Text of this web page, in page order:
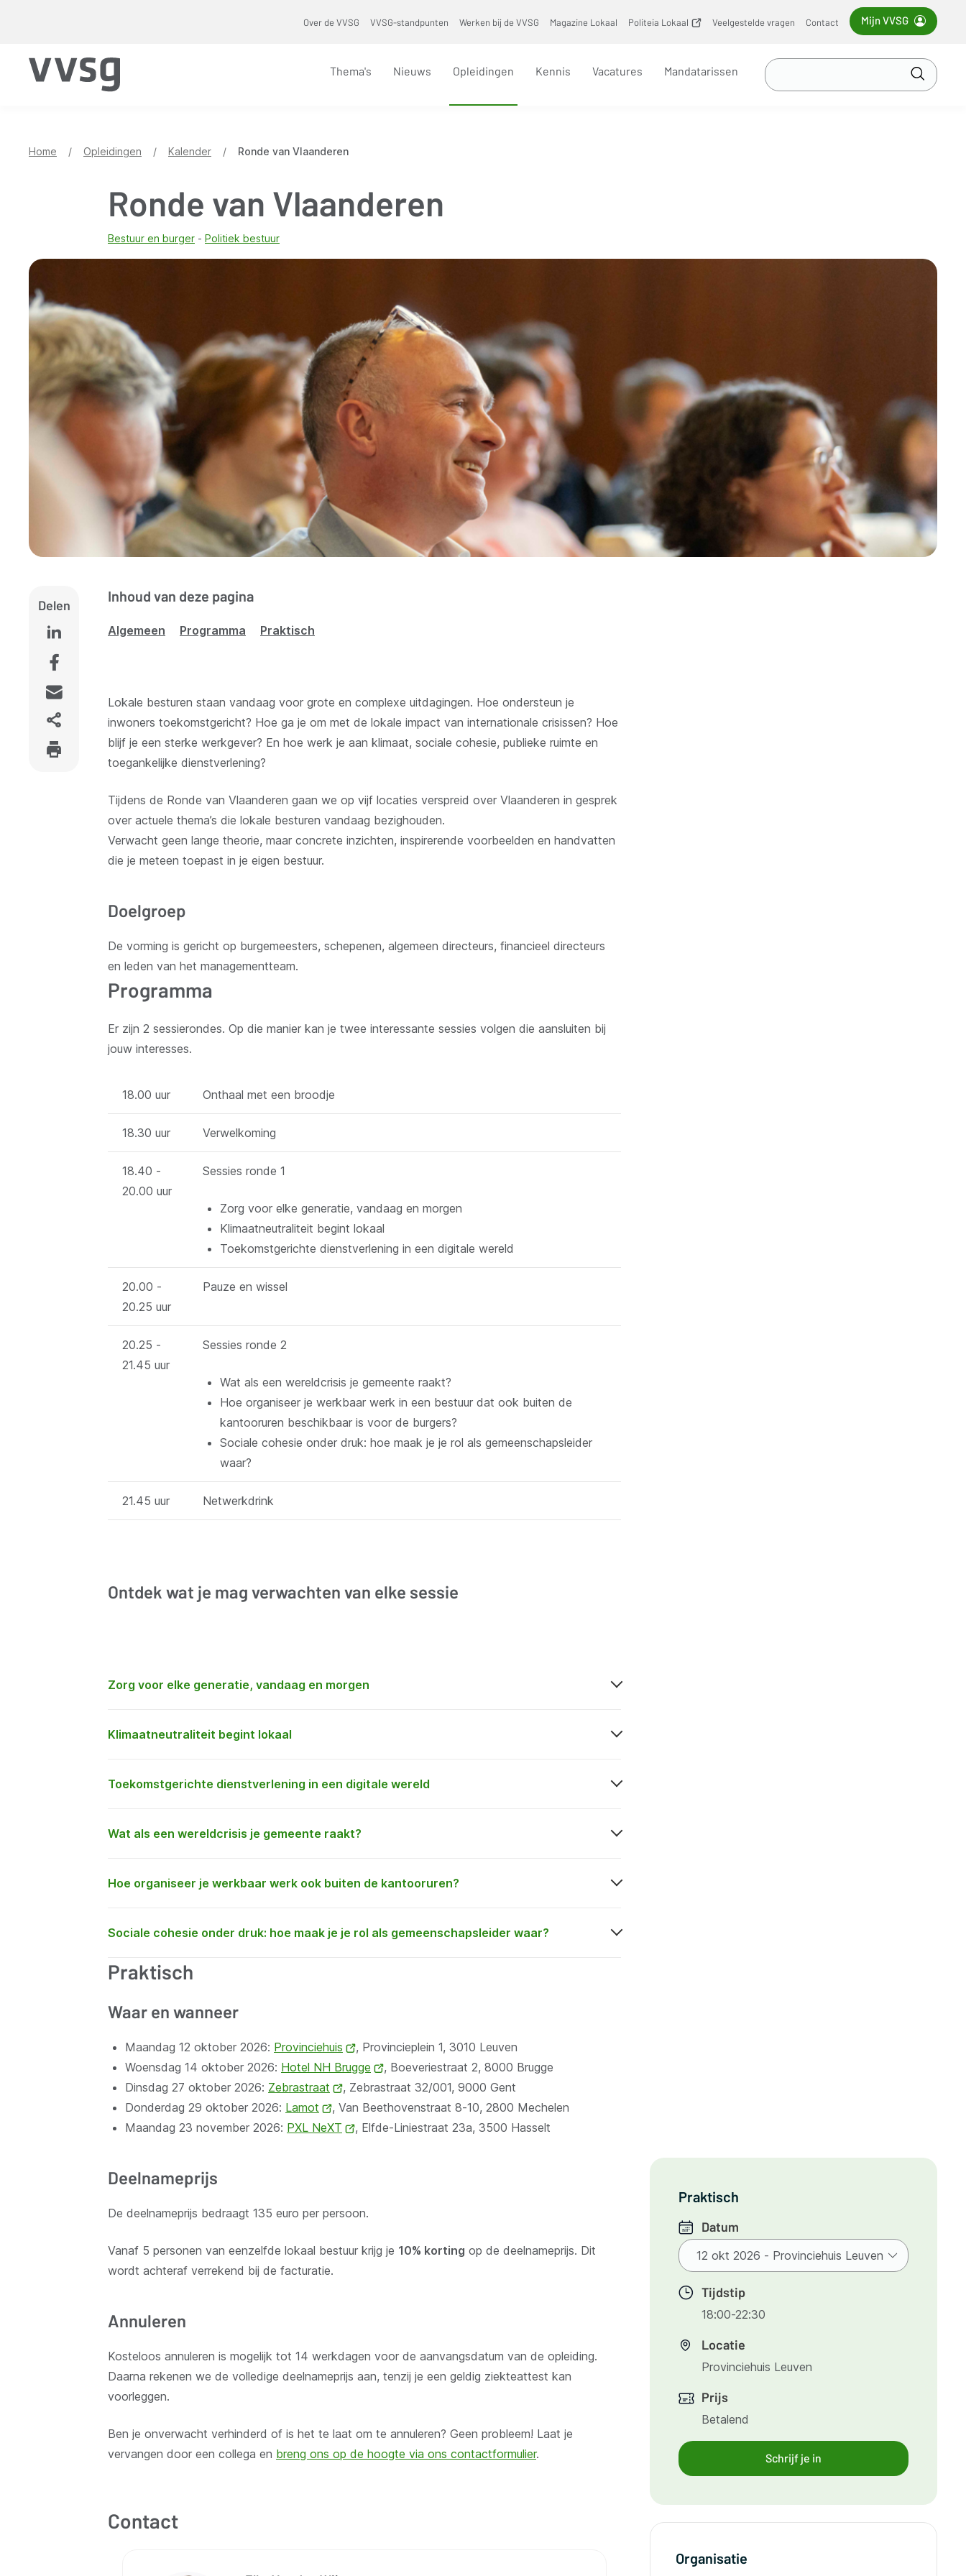
Over de VVSG VVSG-standpunten Werken bij de VVSG Magazine Lokaal Politeia Lokaal
(opent
Veelgestelde vragen Contact Mijn VVSG
Thema's Nieuws Opleidingen Kennis Vacatures Mandatarissen
Zoek
in
Home / Opleidingen / Kalender / Ronde van Vlaanderen
Ronde van Vlaanderen
Bestuur en burger Politiek bestuur
Delen
Inhoud van deze pagina
Algemeen Programma Praktisch
Lokale besturen staan vandaag voor grote en complexe uitdagingen. Hoe ondersteun je
inwoners toekomstgericht? Hoe ga je om met de lokale impact van internationale crisissen? Hoe
blijf je een sterke werkgever? En hoe werk je aan klimaat, sociale cohesie, publieke ruimte en
toegankelijke dienstverlening?
Tijdens de Ronde van Vlaanderen gaan we op vijf locaties verspreid over Vlaanderen in gesprek
over actuele thema’s die lokale besturen vandaag bezighouden.
Verwacht geen lange theorie, maar concrete inzichten, inspirerende voorbeelden en handvatten
die je meteen toepast in je eigen bestuur.
Doelgroep
De vorming is gericht op burgemeesters, schepenen, algemeen directeurs, financieel directeurs
en leden van het managementteam.
Programma
Er zijn 2 sessierondes. Op die manier kan je twee interessante sessies volgen die aansluiten bij
jouw interesses.
18.00 uur Onthaal met een broodje
18.30 uur Verwelkoming
18.40 -
20.00 uur
Sessies ronde 1
Zorg voor elke generatie, vandaag en morgen
Klimaatneutraliteit begint lokaal
Toekomstgerichte dienstverlening in een digitale wereld
20.00 -
20.25 uur
Pauze en wissel
20.25 -
21.45 uur
Sessies ronde 2
Wat als een wereldcrisis je gemeente raakt?
Hoe organiseer je werkbaar werk in een bestuur dat ook buiten de
kantooruren beschikbaar is voor de burgers?
Sociale cohesie onder druk: hoe maak je je rol als gemeenschapsleider
waar?
21.45 uur Netwerkdrink
Ontdek wat je mag verwachten van elke sessie
Zorg voor elke generatie, vandaag en morgen
Klimaatneutraliteit begint lokaal
Toekomstgerichte dienstverlening in een digitale wereld
Wat als een wereldcrisis je gemeente raakt?
Hoe organiseer je werkbaar werk ook buiten de kantooruren?
Sociale cohesie onder druk: hoe maak je je rol als gemeenschapsleider waar?
Praktisch
Waar en wanneer
Maandag 12 oktober 2026: Provinciehuis
(opent
nieuw
venster)
, Provincieplein 1, 3010 Leuven
Woensdag 14 oktober 2026: Hotel NH Brugge
(opent
nieuw
venster)
, Boeveriestraat 2, 8000 Brugge
Dinsdag 27 oktober 2026: Zebrastraat
(opent
nieuw
venster)
, Zebrastraat 32/001, 9000 Gent
Donderdag 29 oktober 2026: Lamot
(opent
nieuw
, Van Beethovenstraat 8-10, 2800 Mechelen
Maandag 23 november 2026: PXL NeXT
(opent
, Elfde-Liniestraat 23a, 3500 Hasselt
Deelnameprijs
De deelnameprijs bedraagt 135 euro per persoon.
Vanaf 5 personen van eenzelfde lokaal bestuur krijg je 10% korting op de deelnameprijs. Dit
wordt achteraf verrekend bij de facturatie.
Annuleren
Kosteloos annuleren is mogelijk tot 14 werkdagen voor de aanvangsdatum van de opleiding.
Daarna rekenen we de volledige deelnameprijs aan, tenzij je een geldig ziekteattest kan
voorleggen.
Ben je onverwacht verhinderd of is het te laat om te annuleren? Geen probleem! Laat je
vervangen door een collega en breng ons op de hoogte via ons contactformulier.
Contact
Praktisch
Datum
Tijdstip
18:00-22:30
Locatie
Provinciehuis Leuven
Prijs
Betalend
Schrijf je in
Organisatie